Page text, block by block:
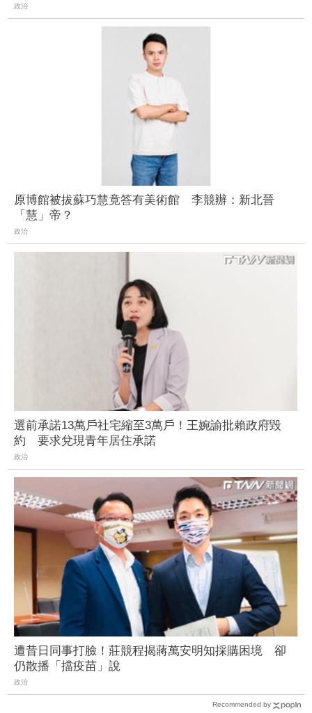
政治
原博館被拔蘇巧慧竟答有美術館 李競辦：新北晉
「慧」帝？
政治
選前承諾13萬戶社宅縮至3萬戶！王婉諭批賴政府毀
約 要求兌現青年居住承諾
政治
遭昔日同事打臉！莊競程揭蔣萬安明知採購困境 卻
仍散播「擋疫苗」說
政治
Recommended by